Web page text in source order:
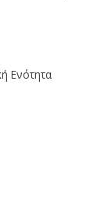
Ενότητα